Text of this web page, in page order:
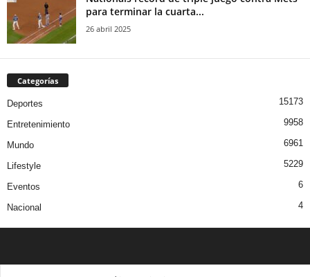
para terminar la cuarta...
26 abril 2025
Categorías
Deportes 15173
Entretenimiento 9958
Mundo 6961
Lifestyle 5229
Eventos 6
Nacional 4